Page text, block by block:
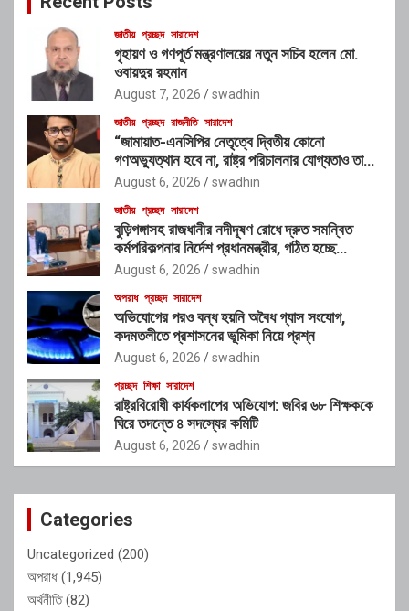
জাতীয় প্রচ্ছদ সারাদেশ
গৃহায়ণ ও গণপূর্ত মন্ত্রণালয়ের নতুন সচিব হলেন মো.
ওবায়দুর রহমান
August 7, 2026 swadhin
জাতীয় প্রচ্ছদ রাজনীতি সারাদেশ
“জামায়াত-এনসিপির নেতৃত্বে দ্বিতীয় কোনো
গণঅভ্যুত্থান হবে না, রাষ্ট্র পরিচালনার যোগ্যতাও তাদের
নেই”: রাশেদ খাঁনের
August 6, 2026 swadhin
জাতীয় প্রচ্ছদ সারাদেশ
বুড়িগঙ্গাসহ রাজধানীর নদীদূষণ রোধে দ্রুত সমন্বিত
কর্মপরিকল্পনার নির্দেশ প্রধানমন্ত্রীর, গঠিত হচ্ছে
আন্তঃসংস্থা সমন্বয় কমিটি
August 6, 2026 swadhin
অপরাধ প্রচ্ছদ সারাদেশ
অভিযোগের পরও বন্ধ হয়নি অবৈধ গ্যাস সংযোগ,
কদমতলীতে প্রশাসনের ভূমিকা নিয়ে প্রশ্ন
August 6, 2026 swadhin
প্রচ্ছদ শিক্ষা সারাদেশ
রাষ্ট্রবিরোধী কার্যকলাপের অভিযোগ: জবির ৬৮ শিক্ষককে
ঘিরে তদন্তে ৪ সদস্যের কমিটি
August 6, 2026 swadhin
Categories
Uncategorized (200)
অপরাধ (1,945)
অর্থনীতি(82)